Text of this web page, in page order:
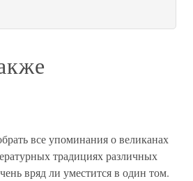
все упоминания о великанах
традициях различных
вряд ли уместится в один том.